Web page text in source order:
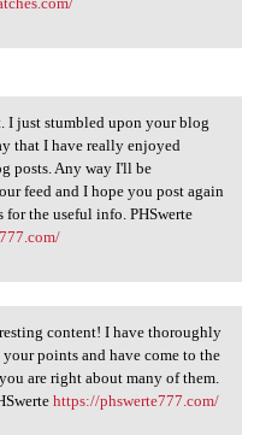
I just
I just stumbled upon your blog
that I have really enjoyed
posts. Any way I'll be
feed and I hope you post again
for the useful info. PHSwerte
content! I have thoroughly
points and have come to the
are right about many of them.
https://phswerte777.com/